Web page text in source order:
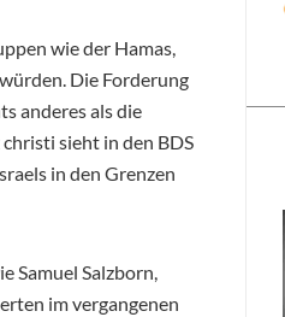
wie der Hamas,
Die Forderung
anderes als die
sieht in den BDS
in den Grenzen
Samuel Salzborn,
im vergangenen